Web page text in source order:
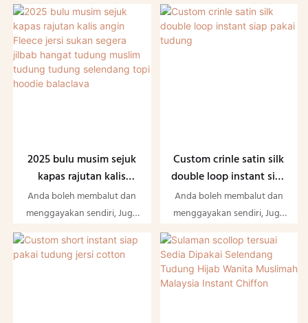
berbanding dengan
selendang retangle biasa
berbanding dengan
selendang retangle biasa
2025 bulu musim sejuk
kapas rajutan kalis
angin Fleece jersi sukan
segera jilbab hangat
tudung selendang topi
hoodie balaclava
Anda boleh membalut dan
menggayakan sendiri, Juga
berbanding dengan
selendang retangle biasa
Custom crinle satin silk
double loop instant siap
pakai tudung
Anda boleh membalut dan
menggayakan sendiri, Juga
berbanding dengan
selendang retangle biasa